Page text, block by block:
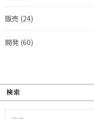
販売 (24)
開発 (60)
検索